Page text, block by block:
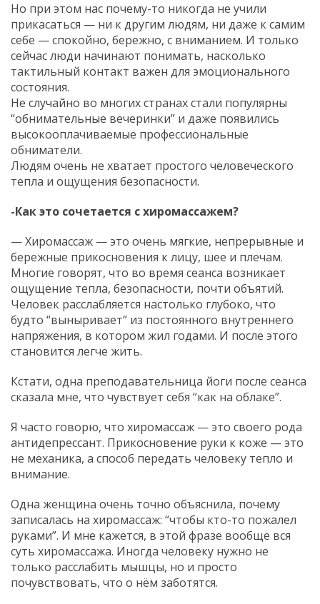
Но при этом нас почему-то никогда не учили
прикасаться — ни к другим людям, ни даже к самим
себе — спокойно, бережно, с вниманием. И только
сейчас люди начинают понимать, насколько
тактильный контакт важен для эмоционального
состояния.
Не случайно во многих странах стали популярны
“обнимательные вечеринки” и даже появились
высокооплачиваемые профессиональные
обниматели.
Людям очень не хватает простого человеческого
тепла и ощущения безопасности.
-Как это сочетается с хиромассажем?
— Хиромассаж — это очень мягкие, непрерывные и
бережные прикосновения к лицу, шее и плечам.
Многие говорят, что во время сеанса возникает
ощущение тепла, безопасности, почти объятий.
Человек расслабляется настолько глубоко, что
будто “выныривает” из постоянного внутреннего
напряжения, в котором жил годами. И после этого
становится легче жить.
Кстати, одна преподавательница йоги после сеанса
сказала мне, что чувствует себя “как на облаке”.
Я часто говорю, что хиромассаж — это своего рода
антидепрессант. Прикосновение руки к коже — это
не механика, а способ передать человеку тепло и
внимание.
Одна женщина очень точно объяснила, почему
записалась на хиромассаж: “чтобы кто-то пожалел
руками”. И мне кажется, в этой фразе вообще вся
суть хиромассажа. Иногда человеку нужно не
только расслабить мышцы, но и просто
почувствовать, что о нём заботятся.